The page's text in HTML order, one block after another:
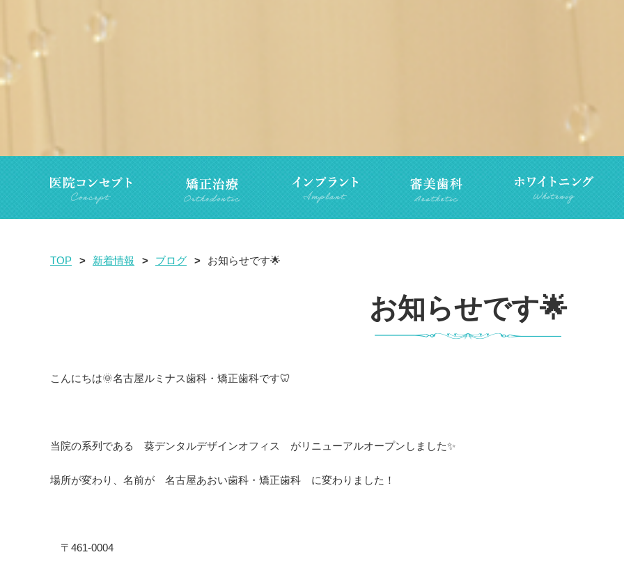
TOP 新着情報 ブログ お知らせです🌟
お知らせです🌟
こんにちは🌞名古屋ルミナス歯科・矯正歯科です🦷
当院の系列である 葵デンタルデザインオフィス がリニューアルオープンしました✨
場所が変わり、名前が 名古屋あおい歯科・矯正歯科 に変わりました！
〒461-0004